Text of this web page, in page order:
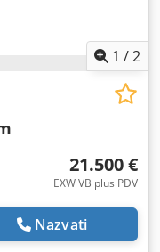
1 /2
21.500 €
EXW VB plus PDV
Nazvati